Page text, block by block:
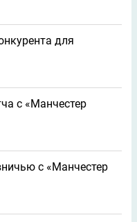
для
с «Манчестер
с «Манчестер